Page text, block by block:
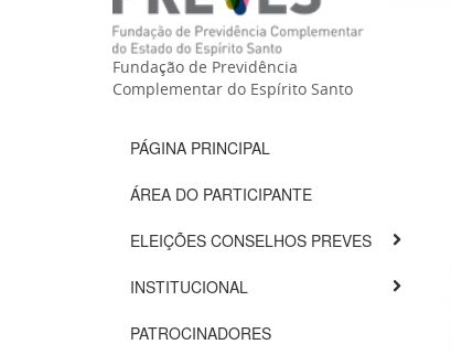
Fundação de Previdência
Complementar do Espírito Santo
PÁGINA PRINCIPAL
ÁREA DO PARTICIPANTE
ELEIÇÕES CONSELHOS PREVES
INSTITUCIONAL
PATROCINADORES